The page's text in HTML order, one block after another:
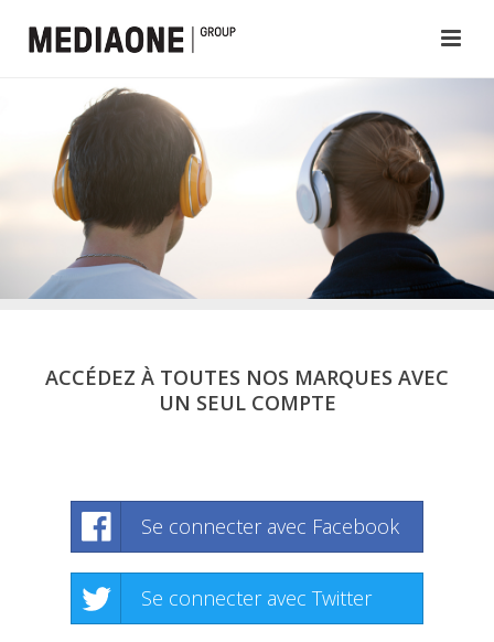
ACCÉDEZ À TOUTES NOS MARQUES AVEC
UN SEUL COMPTE
Se connecter avec Facebook
Se connecter avec Twitter